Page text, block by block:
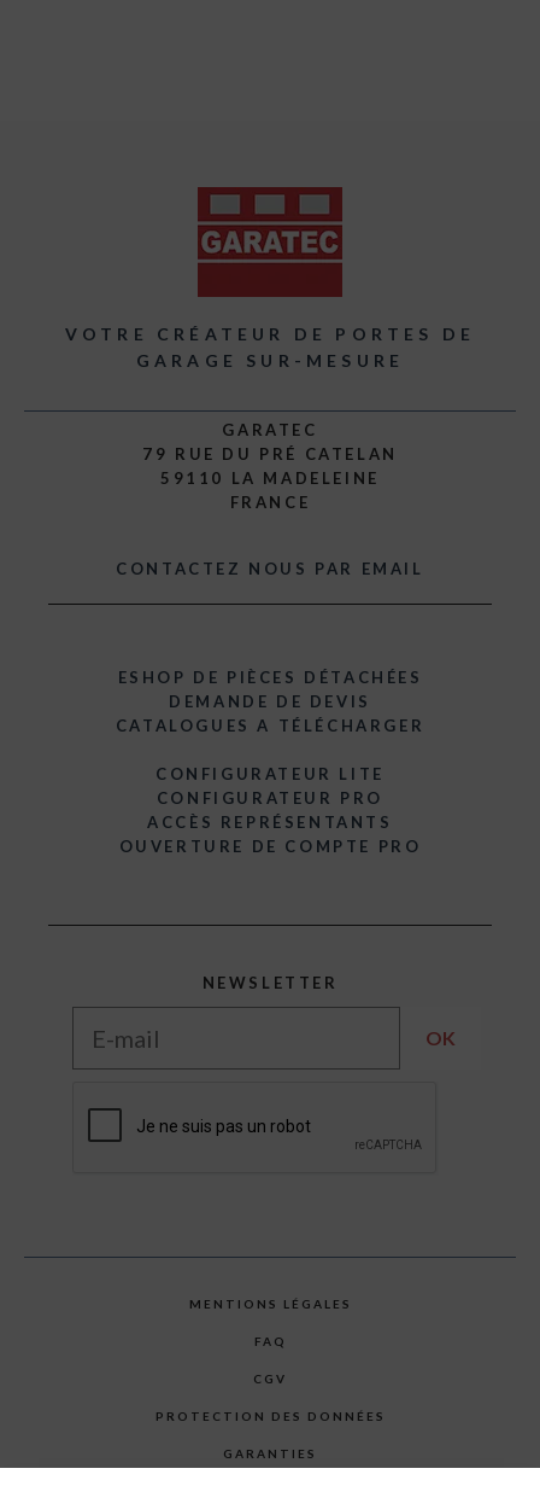
VOTRE CRÉATEUR DE PORTES DE
GARAGE SUR-MESURE
GARATEC
79 RUE DU PRÉ CATELAN
59110 LA MADELEINE
FRANCE
CONTACTEZ NOUS PAR EMAIL
ESHOP DE PIÈCES DÉTACHÉES
DEMANDE DE DEVIS
CATALOGUES A TÉLÉCHARGER
CONFIGURATEUR LITE
CONFIGURATEUR PRO
ACCÈS REPRÉSENTANTS
OUVERTURE DE COMPTE PRO
NEWSLETTER
MENTIONS LÉGALES
FAQ
CGV
PROTECTION DES DONNÉES
GARANTIES